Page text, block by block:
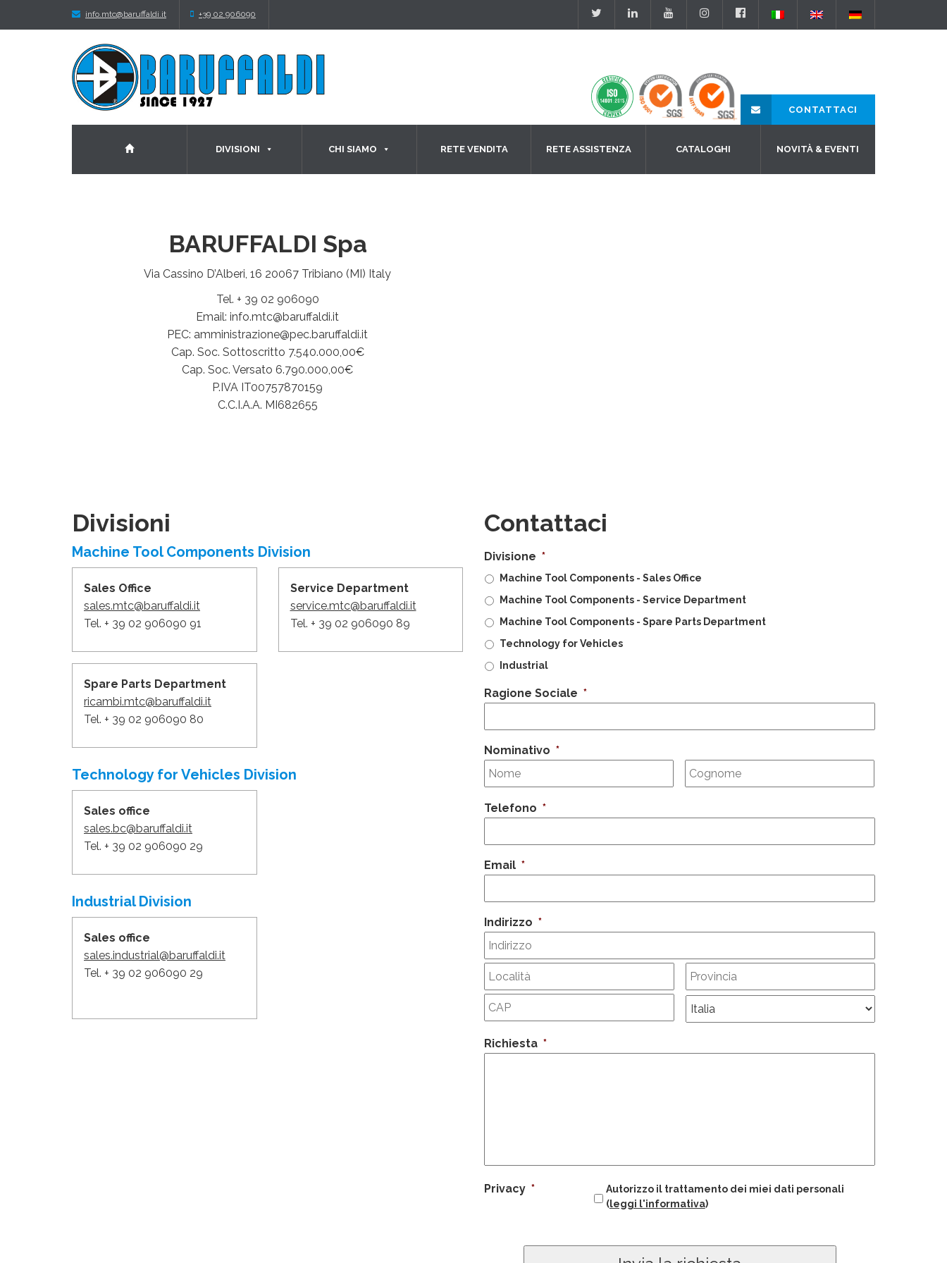
info.mtc@baruffaldi.it +39 02 906090
CONTATTACI
DIVISIONI CHI SIAMO RETE VENDITA RETE ASSISTENZA CATALOGHI NOVITÀ & EVENTI
BARUFFALDI Spa
Via Cassino D’Alberi, 16 20067 Tribiano (MI) Italy
Tel. + 39 02 906090
Email: info.mtc@baruffaldi.it
PEC: amministrazione@pec.baruffaldi.it
Cap. Soc. Sottoscritto 7.540.000,00€
Cap. Soc. Versato 6.790.000,00€
P.IVA IT00757870159
C.C.I.A.A. MI682655
Divisioni
Machine Tool Components Division
Sales Office
sales.mtc@baruffaldi.it
Tel. + 39 02 906090 91
Service Department
service.mtc@baruffaldi.it
Tel. + 39 02 906090 89
Spare Parts Department
ricambi.mtc@baruffaldi.it
Tel. + 39 02 906090 80
Technology for Vehicles Division
Sales office
sales.bc@baruffaldi.it
Tel. + 39 02 906090 29
Industrial Division
Sales office
sales.industrial@baruffaldi.it
Tel. + 39 02 906090 29
Contattaci
Divisione *
Machine Tool Components - Sales Office
Machine Tool Components - Service Department
Machine Tool Components - Spare Parts Department
Technology for Vehicles
Industrial
Ragione Sociale *
Nominativo *
Telefono *
Email *
Indirizzo *
Richiesta *
Privacy *
Autorizzo il trattamento dei miei dati personali
(leggi l'informativa)